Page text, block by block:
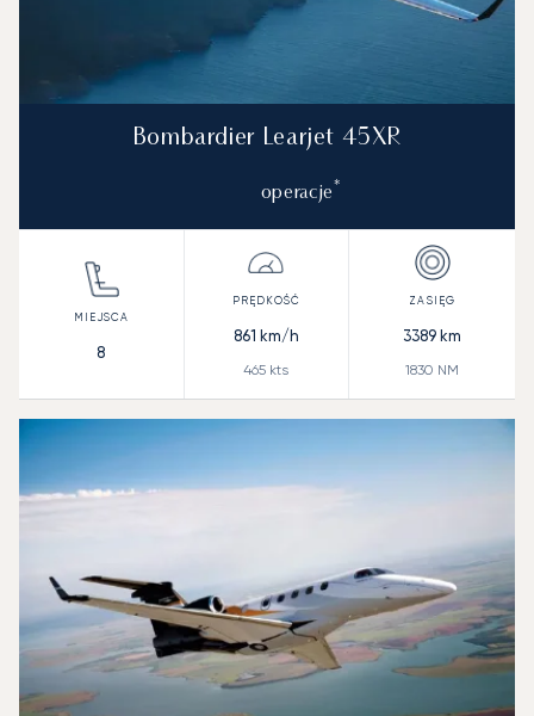
Bombardier Learjet 45XR
operacje*
8
861 km/h
465 kts
3389 km
1830 NM